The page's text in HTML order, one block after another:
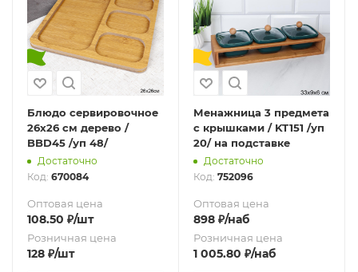
Блюдо сервировочное
26х26 см дерево /
BBD45 /уп 48/
Достаточно
Код: 670084
Оптовая цена
108.50 ₽/шт
Розничная цена
128 ₽/шт
Менажница 3 предмета
с крышками / KT151 /уп
20/ на подставке
Достаточно
Код: 752096
Оптовая цена
898 ₽/наб
Розничная цена
1 005.80 ₽/наб